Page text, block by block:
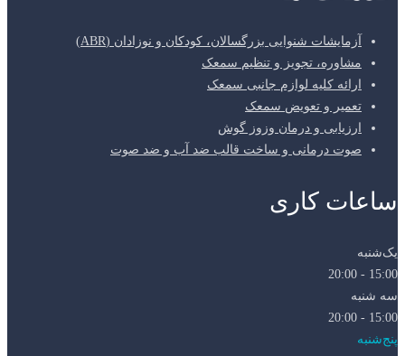
آزمایشات شنوایی بزرگسالان، کودکان و نوزادان (ABR)
مشاوره، تجویز و تنظیم سمعک
ارائه کلیه لوازم جانبی سمعک
تعمیر و تعویض سمعک
ارزیابی و درمان وزوز گوش
صوت درمانی و ساخت قالب ضد آب و ضد صوت
ساعات کاری
یک‌شنبه
15:00 - 20:00
سه شنبه
15:00 - 20:00
پنج‌شنبه